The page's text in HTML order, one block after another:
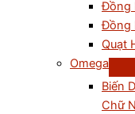
Đồng
Đồng
Quạt
Omega
Biến
Chữ